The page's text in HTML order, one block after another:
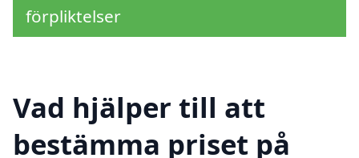
förpliktelser
Vad hjälper till att
bestämma priset på